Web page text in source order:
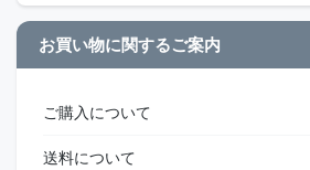
お買い物に関するご案内
ご購入について
送料について